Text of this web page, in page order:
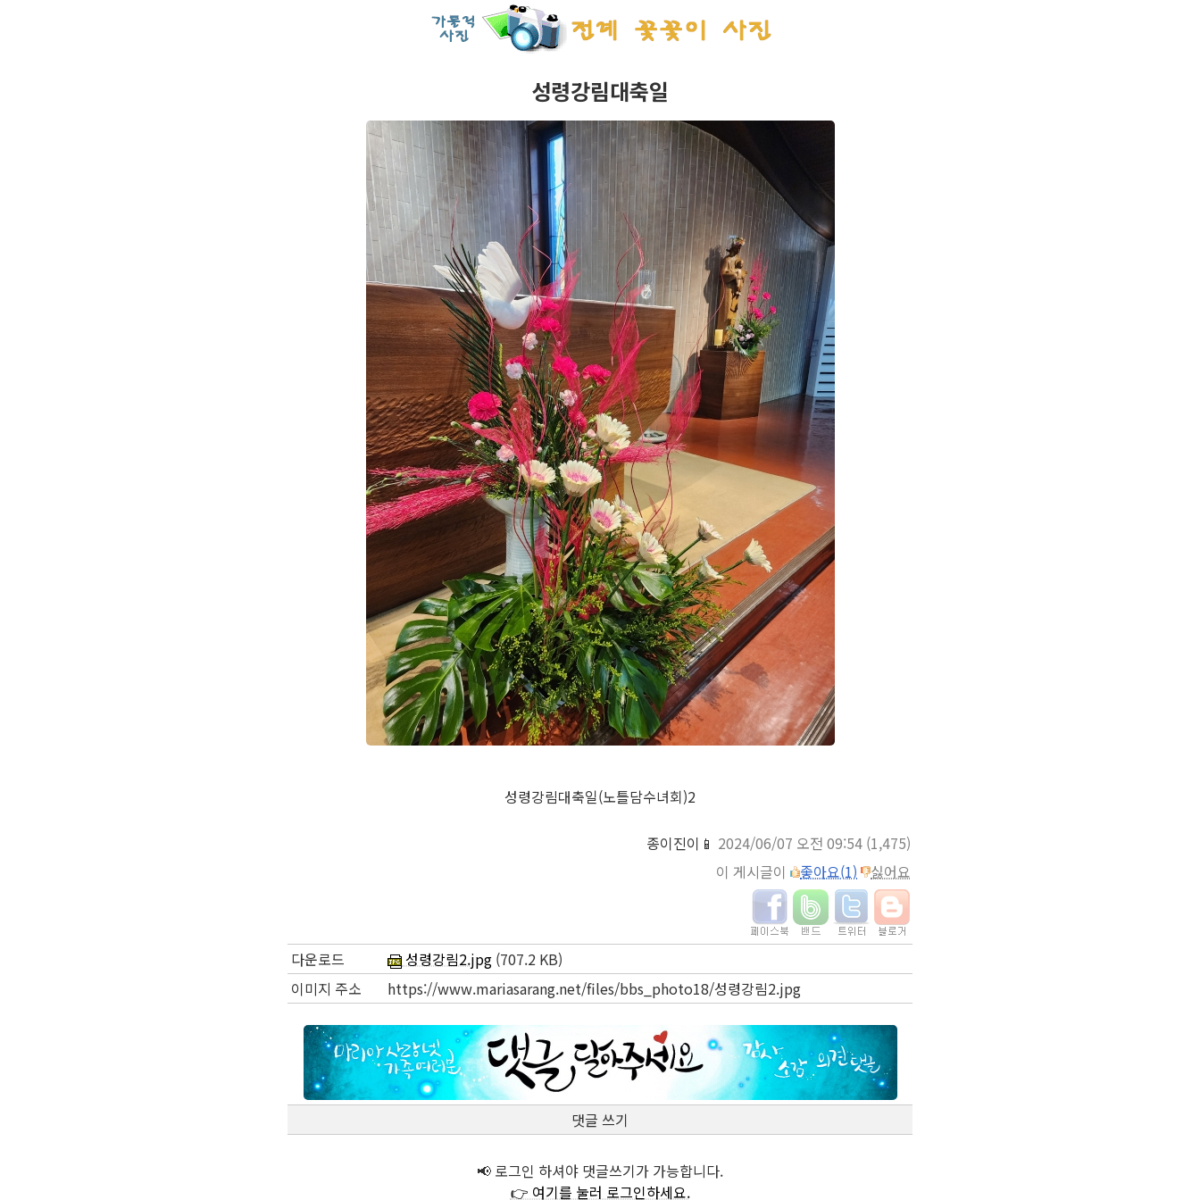
성령강림대축일
성령강림대축일(노틀담수녀회)2
종이진이📱 2024/06/07 오전 09:54 (1,475)
이 게시글이
좋아요(1) 싫어요
다운로드 성령강림2.jpg (707.2 KB)
이미지 주소
https://www.mariasarang.net/files/bbs_photo18/성령강림2.jpg
댓글 쓰기
📢 로그인 하셔야 댓글쓰기가 가능합니다.
👉 여기를 눌러 로그인하세요.